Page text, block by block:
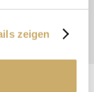
zeigen